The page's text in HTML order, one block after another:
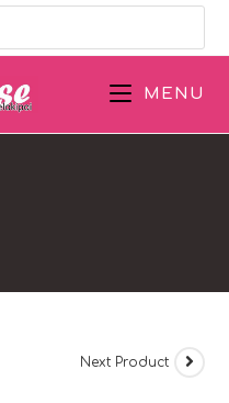
MENU
Next Product